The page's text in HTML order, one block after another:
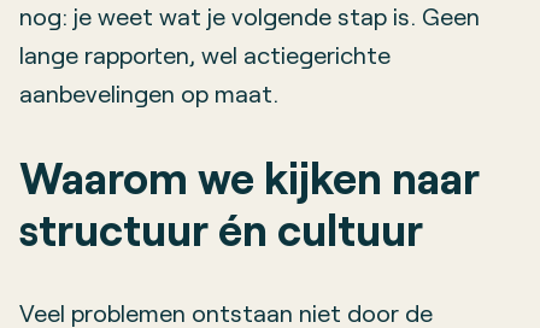
nog: je weet wat je volgende stap is. Geen
lange rapporten, wel actiegerichte
aanbevelingen op maat.
Waarom we kijken naar
structuur én cultuur
Veel problemen ontstaan niet door de